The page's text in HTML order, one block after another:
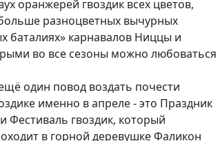
оранжерей гвоздик всех цветов,
разноцветных вычурных
баталиях» карнавалов Ниццы и
во все сезоны можно любоваться
один повод воздать почести
именно в апреле - это Праздник
Фестиваль гвоздик, который
в горной деревушке Фаликон